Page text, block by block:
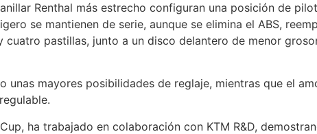
Renthal más estrecho configuran una posición de
se mantienen de serie, aunque se elimina el ABS,
cuatro pastillas, junto a un disco delantero de menor
unas mayores posibilidades de reglaje, mientras que el
ha trabajado en colaboración con KTM R&D,